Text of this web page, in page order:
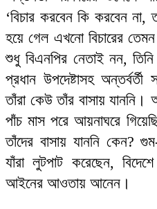
‘বিচার করবেন কি করবেন
হয়ে গেল এখনো বিচারের
শুধু বিএনপির নেতাই নন,
প্রধান উপদেষ্টাসহ অন্তর্বর্তী
তাঁরা কেউ তাঁর বাসায় যাননি।
পাঁচ মাস পরে আয়নাঘরে
তাঁদের বাসায় যাননি কেন?
যাঁরা লুটপাট করেছেন,
আইনের আওতায় আনেন।